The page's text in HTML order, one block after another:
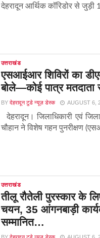
देहरादून आर्थिक कॉरिडोर से जुड़ी
उत्तराखंड
एसआईआर शिविरों का
बोले—कोई पात्र
BY देहरादून टुडे न्यूज़ डेस्क AUGUST 6,
देहरादून। जिलाधिकारी एवं
चौहान ने विशेष गहन पुनरीक्षण
उत्तराखंड
तीलू रौतेली पुरस्कार के
चयन, 35 आंगनबाड़ी
सम्मानित…